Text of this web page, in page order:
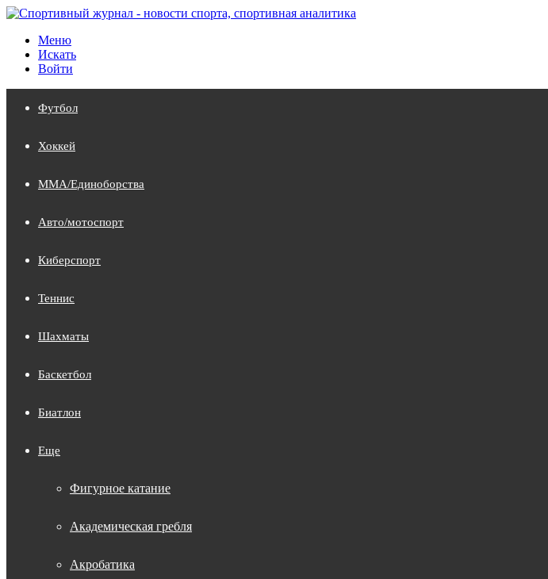
Меню
Искать
Войти
Футбол
Хоккей
MMA/Единоборства
Авто/мотоспорт
Киберспорт
Теннис
Шахматы
Баскетбол
Биатлон
Еще
Фигурное катание
Академическая гребля
Акробатика